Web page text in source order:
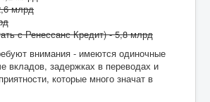
млрд
с Ренессанс Кредит) - 5,8 млрд
внимания - имеются одиночные
вкладов, задержках в переводах и
которые много значат в